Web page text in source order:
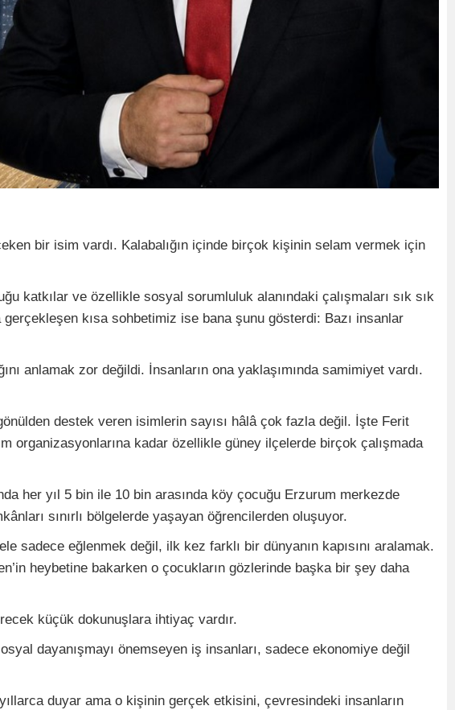
bir isim vardı. Kalabalığın içinde birçok kişinin selam vermek için
katkılar ve özellikle sosyal sorumluluk alanındaki çalışmaları sık sık
gerçekleşen kısa sohbetimiz ise bana şunu gösterdi: Bazı insanlar
anlamak zor değildi. İnsanların ona yaklaşımında samimiyet vardı.
destek veren isimlerin sayısı hâlâ çok fazla değil. İşte Ferit
organizasyonlarına kadar özellikle güney ilçelerde birçok çalışmada
her yıl 5 bin ile 10 bin arasında köy çocuğu Erzurum merkezde
sınırlı bölgelerde yaşayan öğrencilerden oluşuyor.
sadece eğlenmek değil, ilk kez farklı bir dünyanın kapısını aralamak.
heybetine bakarken o çocukların gözlerinde başka bir şey daha
küçük dokunuşlara ihtiyaç vardır.
dayanışmayı önemseyen iş insanları, sadece ekonomiye değil
duyar ama o kişinin gerçek etkisini, çevresindeki insanların